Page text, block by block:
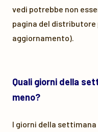
vedi potrebbe non
pagina del
aggiornamento).
Quali giorni della
meno?
I giorni della